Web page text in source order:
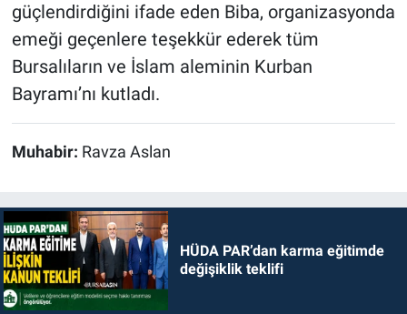
güçlendirdiğini ifade eden Biba, organizasyonda
emeği geçenlere teşekkür ederek tüm
Bursalıların ve İslam aleminin Kurban
Bayramı’nı kutladı.
Muhabir: Ravza Aslan
HÜDA PAR’dan karma eğitimde
değişiklik teklifi